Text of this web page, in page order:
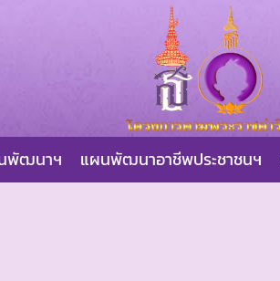
พัฒนาฯ แผนพัฒนาอาชีพประชาชนฯ